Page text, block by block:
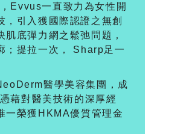
Evvus一直致力為女性開
，引入獲國際認證之無創
肌底彈力網之鬆弛問題，
；提拉一次， Sharp足一
醫學美容集團，成
藉對醫美技術的深厚經
一榮獲HKMA優質管理金